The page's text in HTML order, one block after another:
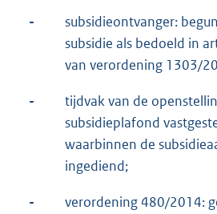
-
subsidieontvanger:
subsidie als bedoeld in
van verordening 1303/
-
tijdvak van de
subsidieplafond
waarbinnen de
ingediend;
-
verordening 480/2014: